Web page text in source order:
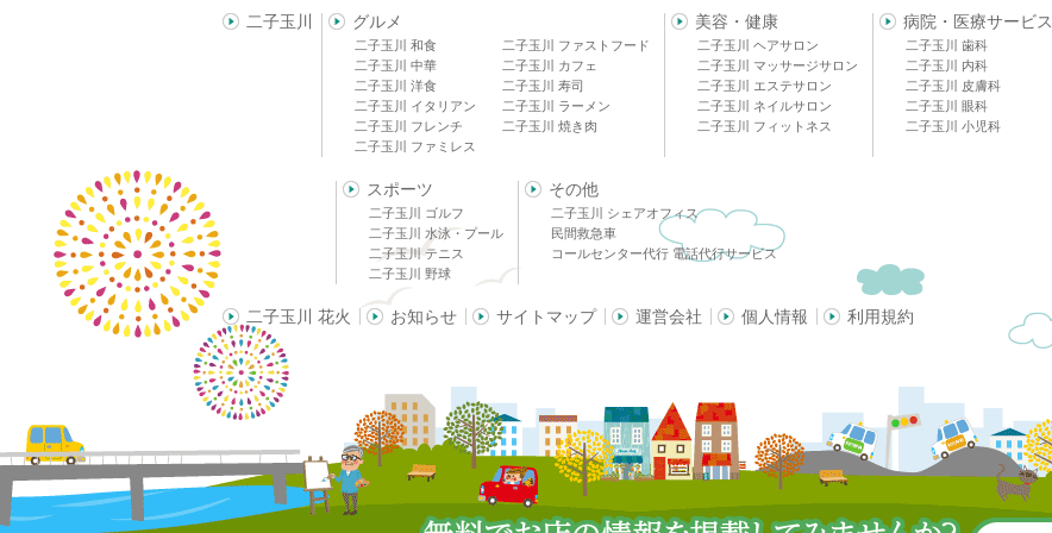
二子玉川 グルメ
二子玉川 和食
二子玉川 中華
二子玉川 洋食
二子玉川 イタリアン
二子玉川 フレンチ
二子玉川 ファミレス
二子玉川 ファストフード
二子玉川 カフェ
二子玉川 寿司
二子玉川 ラーメン
二子玉川 焼き肉
美容・健康
二子玉川 ヘアサロン
二子玉川 マッサージサロン
二子玉川 エステサロン
二子玉川 ネイルサロン
二子玉川 フィットネス
病院・医療サービス
二子玉川 歯科
二子玉川 内科
二子玉川 皮膚科
二子玉川 眼科
二子玉川 小児科
スポーツ
二子玉川 ゴルフ
二子玉川 水泳・プール
二子玉川 テニス
二子玉川 野球
その他
二子玉川 シェアオフィス
民間救急車
コールセンター代行 電話代行サービス
二子玉川 花火 お知らせ サイトマップ 運営会社 個人情報 利用規約